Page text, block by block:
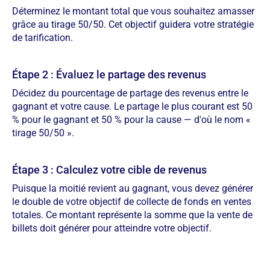
Déterminez le montant total que vous souhaitez amasser
grâce au tirage 50/50. Cet objectif guidera votre stratégie
de tarification.
Étape 2 : Évaluez le partage des revenus
Décidez du pourcentage de partage des revenus entre le
gagnant et votre cause. Le partage le plus courant est 50
% pour le gagnant et 50 % pour la cause — d'où le nom «
tirage 50/50 ».
Étape 3 : Calculez votre cible de revenus
Puisque la moitié revient au gagnant, vous devez générer
le double de votre objectif de collecte de fonds en ventes
totales. Ce montant représente la somme que la vente de
billets doit générer pour atteindre votre objectif.